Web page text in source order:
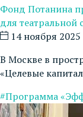
Фонд Потанина
для театральной
14 ноября 2025
В Москве в
«Целевые
#Программа